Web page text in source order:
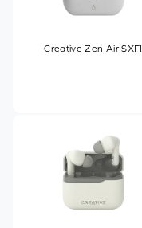
Creative Zen Air SXFI